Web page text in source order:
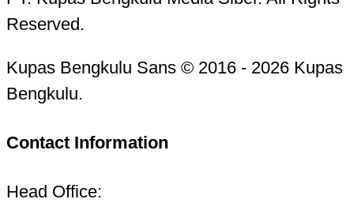
Reserved.
Kupas Bengkulu Sans © 2016 - 2026 Kupas
Bengkulu.
Contact Information
Head Office: